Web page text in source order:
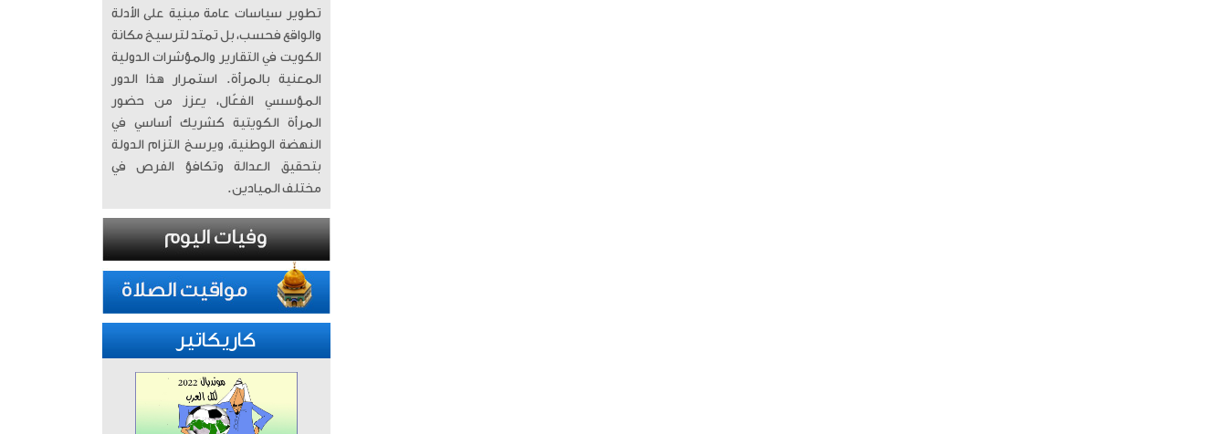
تطوير سياسات عامة مبنية على الأدلة
والواقع فحسب، بل تمتد لترسيخ مكانة
الكويت في التقارير والمؤشرات الدولية
المعنية بالمرأة. ​ استمرار هذا الدور
المؤسسي الفعّال، يعزز من حضور
المرأة الكويتية كشريك أساسي في
النهضة الوطنية، ويرسخ التزام الدولة
بتحقيق العدالة وتكافؤ الفرص في
مختلف الميادين.
كاريكاتير